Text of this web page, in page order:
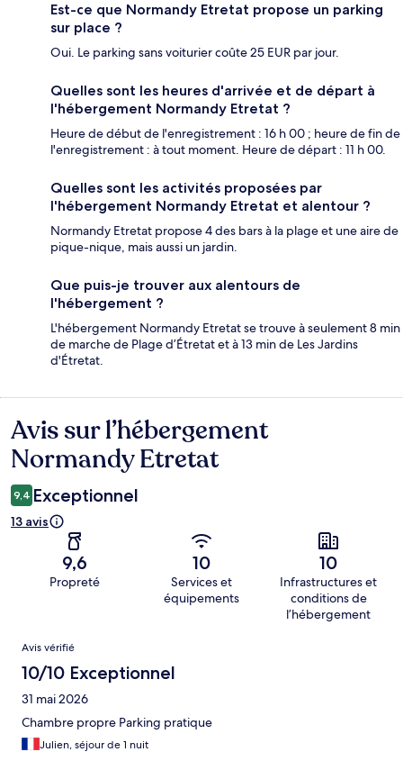
Est-ce que Normandy Etretat propose un parking
sur place ?
Oui. Le parking sans voiturier coûte 25 EUR par jour.
Quelles sont les heures d'arrivée et de départ à
l'hébergement Normandy Etretat ?
Heure de début de l'enregistrement : 16 h 00 ; heure de fin de
l'enregistrement : à tout moment. Heure de départ : 11 h 00.
Quelles sont les activités proposées par
l'hébergement Normandy Etretat et alentour ?
Normandy Etretat propose 4 des bars à la plage et une aire de
pique-nique, mais aussi un jardin.
Que puis-je trouver aux alentours de
l'hébergement ?
L'hébergement Normandy Etretat se trouve à seulement 8 min
de marche de Plage d’Étretat et à 13 min de Les Jardins
d'Étretat.
Avis
Avis sur l’hébergement
Normandy Etretat
9,4 Exceptionnel
13 avis
9,6
Propreté
10
Services et
équipements
10
Infrastructures et
conditions de
l’hébergement
Avis
Avis vérifié
10/10 Exceptionnel
31 mai 2026
Chambre propre Parking pratique
Julien, séjour de 1 nuit